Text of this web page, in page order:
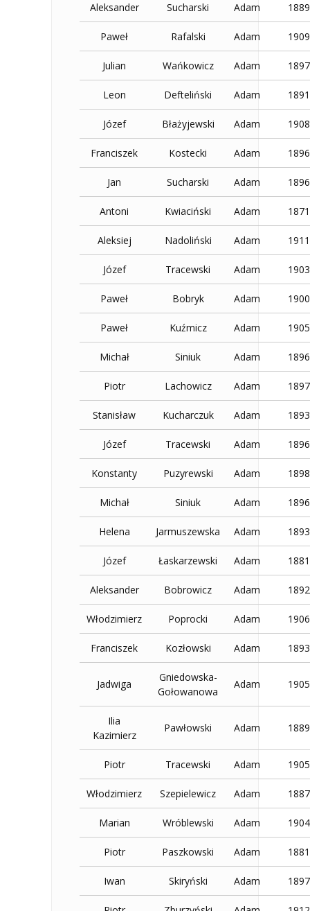
Aleksander Sucharski Adam 1889
Paweł Rafalski Adam 1909
Julian Wańkowicz Adam 1897
Leon Defteliński Adam 1891
Józef Błażyjewski Adam 1908
Franciszek Kostecki Adam 1896
Jan Sucharski Adam 1896
Antoni Kwiaciński Adam 1871
Aleksiej Nadoliński Adam 1911
Józef Tracewski Adam 1903
Paweł Bobryk Adam 1900
Paweł Kuźmicz Adam 1905
Michał Siniuk Adam 1896
Piotr Lachowicz Adam 1897
Stanisław Kucharczuk Adam 1893
Józef Tracewski Adam 1896
Konstanty Puzyrewski Adam 1898
Michał Siniuk Adam 1896
Helena Jarmuszewska Adam 1893
Józef Łaskarzewski Adam 1881
Aleksander Bobrowicz Adam 1892
Włodzimierz Poprocki Adam 1906
Franciszek Kozłowski Adam 1893
Jadwiga
Gniedowska-
Gołowanowa
Adam 1905
Ilia
Kazimierz
Pawłowski Adam 1889
Piotr Tracewski Adam 1905
Włodzimierz Szepielewicz Adam 1887
Marian Wróblewski Adam 1904
Piotr Paszkowski Adam 1881
Iwan Skiryński Adam 1897